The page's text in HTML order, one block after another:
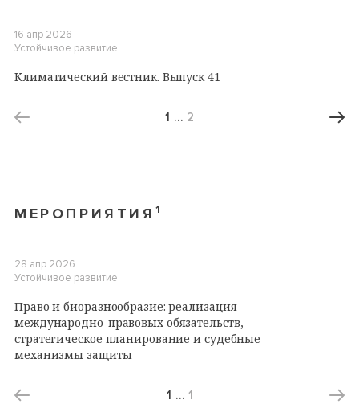
16 апр 2026
Устойчивое развитие
Климатический вестник. Выпуск 41
1 … 2
МЕРОПРИЯТИЯ 1
28 апр 2026
Устойчивое развитие
Право и биоразнообразие: реализация
международно-правовых обязательств,
стратегическое планирование и судебные
механизмы защиты
1 … 1